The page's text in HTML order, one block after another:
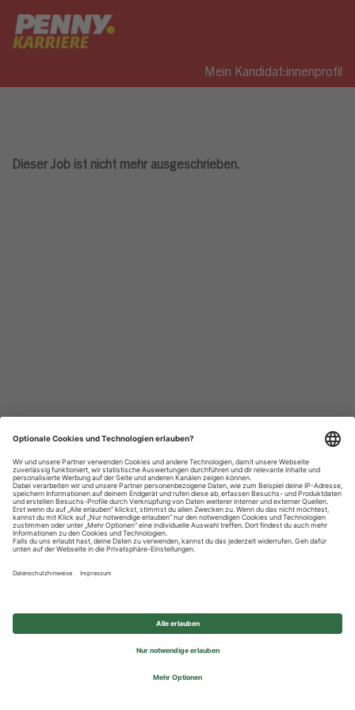
Mein Kandidat:innenprofil
Dieser Job ist nicht mehr ausgeschrieben.
Datenschutzhinweise
Impressum
Privatsphäre-Einstellungen
© 2026 REWE Group - All rights reserved